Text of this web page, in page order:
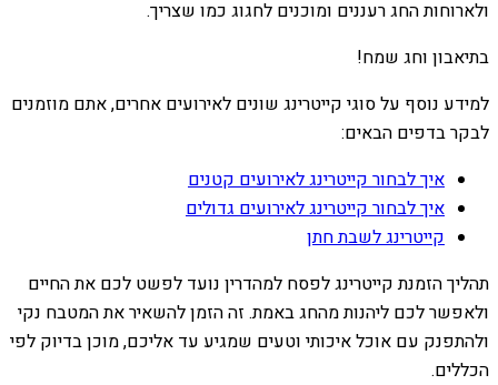
ולארוחות החג רעננים ומוכנים לחגוג כמו שצריך.
בתיאבון וחג שמח!
למידע נוסף על סוגי קייטרינג שונים לאירועים אחרים, אתם מוזמנים
לבקר בדפים הבאים:
איך לבחור קייטרינג לאירועים קטנים
איך לבחור קייטרינג לאירועים גדולים
קייטרינג לשבת חתן
תהליך הזמנת קייטרינג לפסח למהדרין נועד לפשט לכם את החיים
ולאפשר לכם ליהנות מהחג באמת. זה הזמן להשאיר את המטבח נקי
ולהתפנק עם אוכל איכותי וטעים שמגיע עד אליכם, מוכן בדיוק לפי
הכללים.